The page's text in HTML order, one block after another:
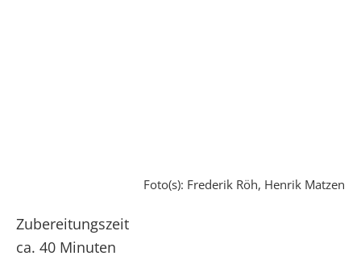
Foto(s): Frederik Röh, Henrik Matzen
Zubereitungszeit
ca. 40 Minuten